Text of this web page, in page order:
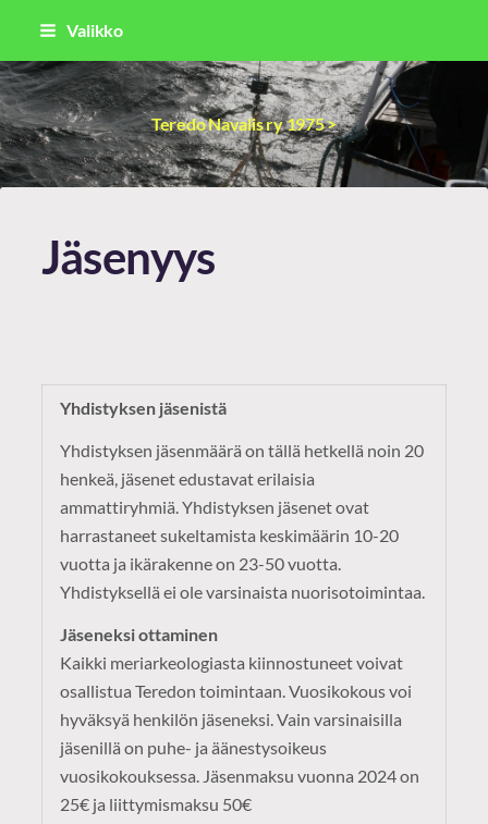
Siirry
sisältöön
Valikko
Teredo Navalis ry 1975 >
Jäsenyys
Yhdistyksen jäsenistä
Yhdistyksen jäsenmäärä on tällä hetkellä noin 20
henkeä, jäsenet edustavat erilaisia
ammattiryhmiä. Yhdistyksen jäsenet ovat
harrastaneet sukeltamista keskimäärin 10-20
vuotta ja ikärakenne on 23-50 vuotta.
Yhdistyksellä ei ole varsinaista nuorisotoimintaa.
Jäseneksi ottaminen
Kaikki meriarkeologiasta kiinnostuneet voivat
osallistua Teredon toimintaan. Vuosikokous voi
hyväksyä henkilön jäseneksi. Vain varsinaisilla
jäsenillä on puhe- ja äänestysoikeus
vuosikokouksessa. Jäsenmaksu vuonna 2024 on
25€ ja liittymismaksu 50€